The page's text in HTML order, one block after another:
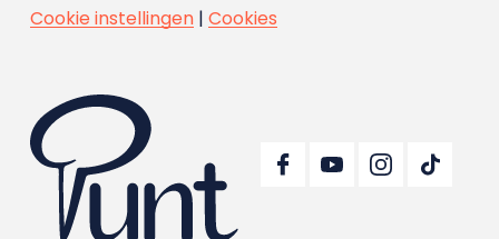
Cookie instellingen| Cookies